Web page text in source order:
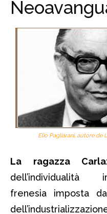
Elio Pagliarani, autore de
La ragazza Carla
dell’individualità
frenesia imposta